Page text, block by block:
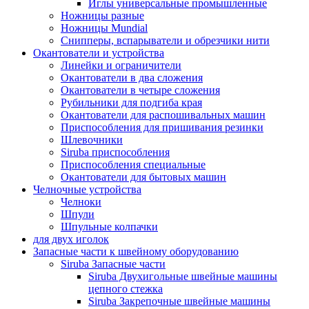
Иглы универсальные промышленные
Ножницы разные
Ножницы Mundial
Снипперы, вспарыватели и обрезчики нити
Окантователи и устройства
Линейки и ограничители
Окантователи в два сложения
Окантователи в четыре сложения
Рубильники для подгиба края
Окантователи для распошивальных машин
Приспособления для пришивания резинки
Шлевочники
Siruba приспособления
Приспособления специальные
Окантователи для бытовых машин
Челночные устройства
Челноки
Шпули
Шпульные колпачки
для двух иголок
Запасные части к швейному оборудованию
Siruba Запасные части
Siruba Двухигольные швейные машины
цепного стежка
Siruba Закрепочные швейные машины